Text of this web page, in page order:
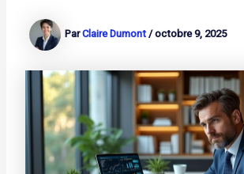
ParClaire Dumont/octobre 9, 2025